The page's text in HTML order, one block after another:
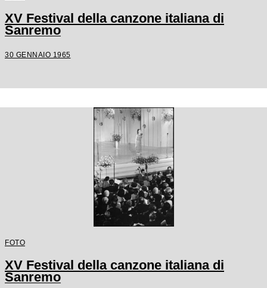
XV Festival della canzone italiana di
Sanremo
30 GENNAIO 1965
FOTO
XV Festival della canzone italiana di
Sanremo